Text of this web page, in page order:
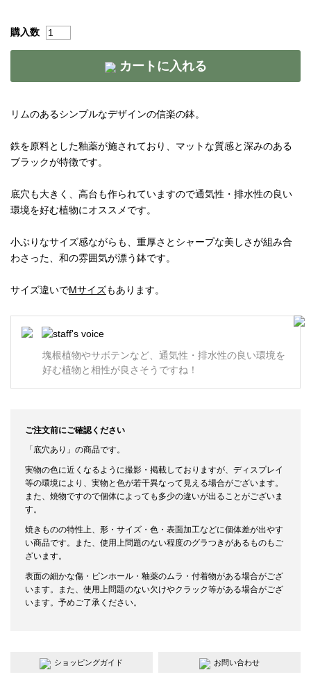
購入数
カートに入れる
リムのあるシンプルなデザインの信楽の鉢。
鉄を原料とした釉薬が施されており、マットな質感と深みのある
ブラックが特徴です。
底穴も大きく、高台も作られていますので通気性・排水性の良い
環境を好む植物にオススメです。
小ぶりなサイズ感ながらも、重厚さとシャープな美しさが組み合
わさった、和の雰囲気が漂う鉢です。
サイズ違いでMサイズもあります。
塊根植物やサボテンなど、通気性・排水性の良い環境を
好む植物と相性が良さそうですね！
ご注文前にご確認ください
「底穴あり」の商品です。
実物の色に近くなるように撮影・掲載しておりますが、ディスプレイ
等の環境により、実物と色が若干異なって見える場合がございます。
また、焼物ですので個体によっても多少の違いが出ることがございま
す。
焼きものの特性上、形・サイズ・色・表面加工などに個体差が出やす
い商品です。また、使用上問題のない程度のグラつきがあるものもご
ざいます。
表面の細かな傷・ピンホール・釉薬のムラ・付着物がある場合がござ
います。また、使用上問題のない欠けやクラック等がある場合がござ
います。予めご了承ください。
ショッピングガイド お問い合わせ